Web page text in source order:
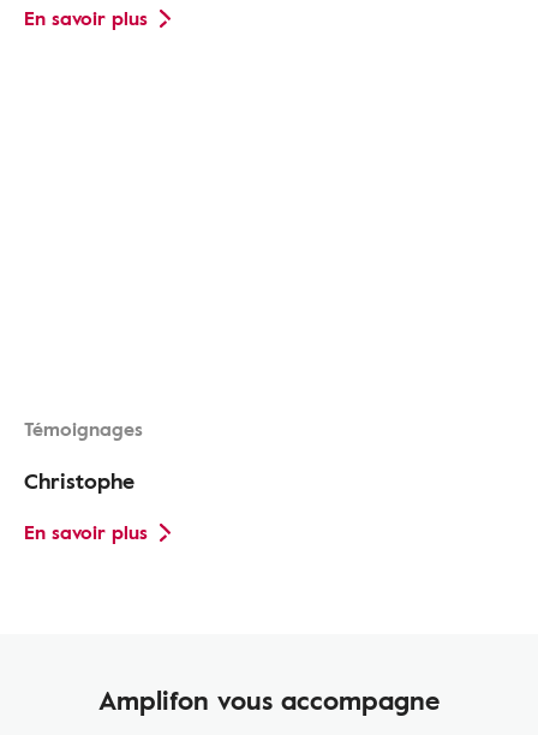
En savoir plus
Témoignages
Christophe
En savoir plus
Amplifon vous accompagne